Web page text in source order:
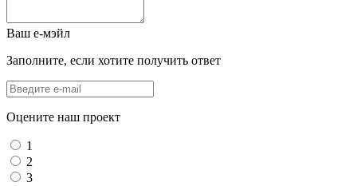
Ваш е-мэйл
Заполните, если хотите получить ответ
Оцените наш проект
1
2
3